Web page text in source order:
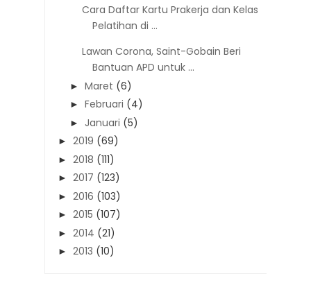
Cara Daftar Kartu Prakerja dan Kelas
Pelatihan di ...
Lawan Corona, Saint-Gobain Beri
Bantuan APD untuk ...
► Maret (6)
► Februari (4)
► Januari (5)
► 2019 (69)
► 2018 (111)
► 2017 (123)
► 2016 (103)
► 2015 (107)
► 2014 (21)
► 2013 (10)